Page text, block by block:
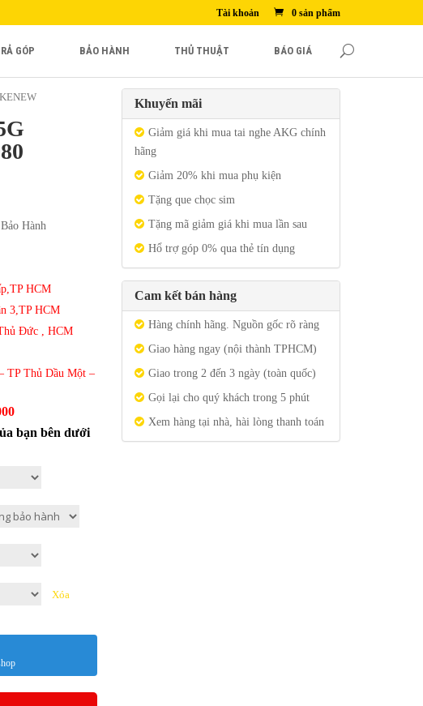
Tài khoản 0 sản phẩm
GÓP BẢO HÀNH THỦ THUẬT BÁO GIÁ
Hành
HCM
3,TP HCM
Đức , HCM
TP Thủ Dầu Một –
bạn bên dưới
Xóa
Khuyến mãi
Giảm giá khi mua tai nghe AKG chính
hãng
Giảm 20% khi mua phụ kiện
Tặng que chọc sim
Tặng mã giảm giá khi mua lần sau
Hổ trợ góp 0% qua thẻ tín dụng
Cam kết bán hàng
Hàng chính hãng. Nguồn gốc rõ ràng
Giao hàng ngay (nội thành TPHCM)
Giao trong 2 đến 3 ngày (toàn quốc)
Gọi lại cho quý khách trong 5 phút
Xem hàng tại nhà, hài lòng thanh toán